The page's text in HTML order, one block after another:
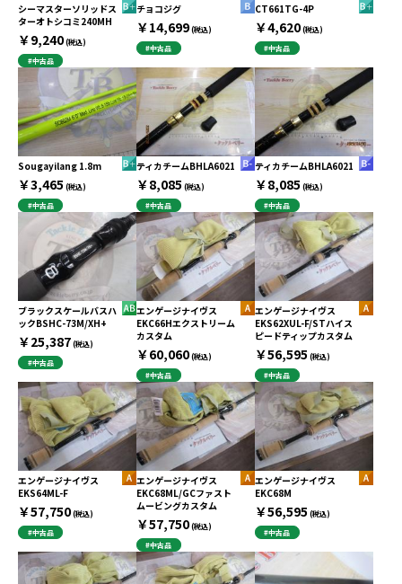
シーマスターソリッドス
ターオトシコミ240MH
￥9,240(税込)
#中古品
チョコジグ
￥14,699(税込)
#中古品
CT661TG-4P
￥4,620(税込)
#中古品
Sougayilang 1.8m
￥3,465 (税込)
#中古品
ティカチームBHLA6021
￥8,085 (税込)
#中古品
ティカチームBHLA6021
￥8,085 (税込)
#中古品
ブラックスケールバスハ
ックBSHC-73M/XH+
￥25,387(税込)
#中古品
エンゲージナイヴス
EKC66Hエクストリーム
カスタム
￥60,060(税込)
#中古品
エンゲージナイヴス
EKS62XUL-F/STハイス
ピードティップカスタム
￥56,595 (税込)
#中古品
エンゲージナイヴス
EKS64ML-F
￥57,750(税込)
#中古品
エンゲージナイヴス
EKC68ML/GCファスト
ムービングカスタム
￥57,750(税込)
#中古品
エンゲージナイヴス
EKC68M
￥56,595 (税込)
#中古品